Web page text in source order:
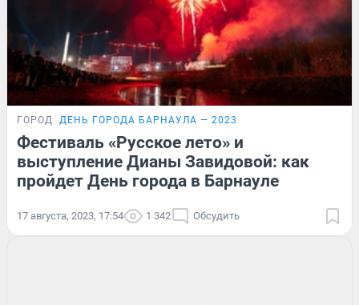
ГОРОД ДЕНЬ ГОРОДА БАРНАУЛА — 2023
Фестиваль «Русское лето» и
выступление Дианы Завидовой: как
пройдет День города в Барнауле
17 августа, 2023, 17:54 1 342 Обсудить